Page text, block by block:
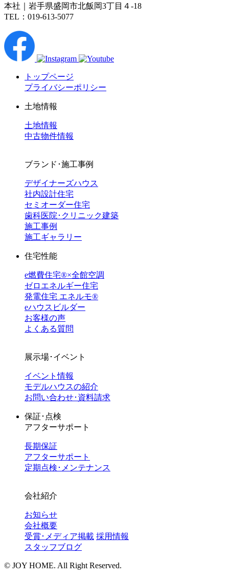
本社｜岩手県盛岡市北飯岡3丁目４-18
TEL：019-613-5077
トップページ
プライバシーポリシー
土地情報
土地情報
中古物件情報
ブランド･施工事例
デザイナーズハウス
社内設計住宅
セミオーダー住宅
歯科医院･クリニック建築
施工事例
施工ギャラリー
住宅性能
e燃費住宅®︎×全館空調
ゼロエネルギー住宅
発電住宅 エネルモ®
eハウスビルダー
お客様の声
よくある質問
展示場･イベント
イベント情報
モデルハウスの紹介
お問い合わせ･資料請求
保証･点検
アフターサポート
長期保証
アフターサポート
定期点検･メンテナンス
会社紹介
お知らせ
会社概要
受賞･メディア掲載 採用情報
スタッフブログ
©︎ JOY HOME. All Right Reserved.